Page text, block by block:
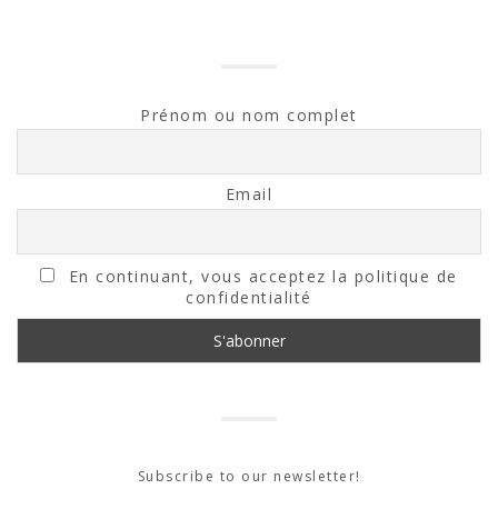
Prénom ou nom complet
Email
En continuant, vous acceptez la politique de
confidentialité
Subscribe to our newsletter!